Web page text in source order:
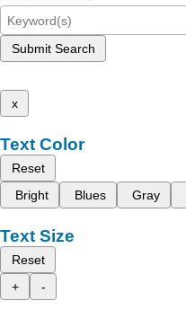
Submit Search
x
Text Color
Reset
Bright
Blues Gray
Text Size
Reset
+
-